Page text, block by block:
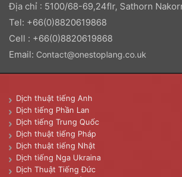
Địa chỉ : 5100/68-69,24flr, Sathorn
Tel: +66(0)8820619868
Cell : +66(0)8820619868
Email: Contact@onestoplang.co.uk
Dịch thuật tiếng Anh
Dịch tiếng Phần Lan
Dịch tiếng Trung Quốc
Dịch thuật tiếng Pháp
Dịch thuật tiếng Nhật
Dịch tiếng Nga Ukraina
Dịch Thuật Tiếng Đức